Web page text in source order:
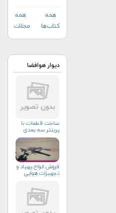
همه
کتاب‌ها
همه
مجلات
دیوار هوافضا
ساخت قطعات با
پرینتر سه بعدی
فروش انواع پهپاد و
تجهيزات هوايي